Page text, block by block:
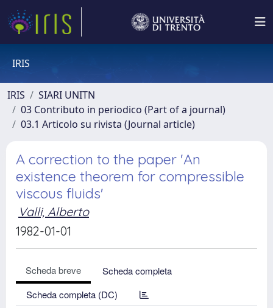
IRIS
IRIS
SIARI UNITN
03 Contributo in periodico (Part of a journal)
03.1 Articolo su rivista (Journal article)
A correction to the paper 'An
existence theorem for compressible
viscous fluids'
Valli, Alberto
1982-01-01
Scheda breve
Scheda completa
Scheda completa (DC)